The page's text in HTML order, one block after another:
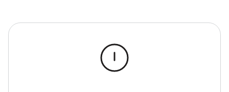
Plus size
Blusas e Camisetas